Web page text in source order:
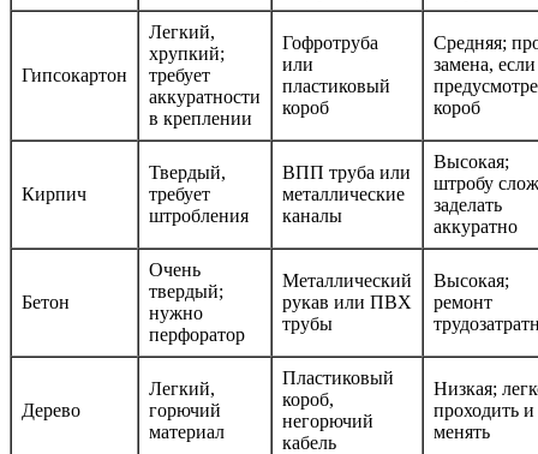
Гипсокартон
Легкий,
хрупкий;
требует
аккуратности
в креплении
Гофротруба
или
пластиковый
короб
Средняя;
замена, если
короб
Кирпич
Твердый,
требует
штробления
ВПП труба или
металлические
каналы
Высокая;
штробу
заделать
аккуратно
Бетон
Очень
твердый;
нужно
перфоратор
Металлический
рукав или ПВХ
трубы
Высокая;
ремонт
Дерево
Легкий,
горючий
материал
Пластиковый
короб,
негорючий
кабель
Низкая;
проходить и
менять